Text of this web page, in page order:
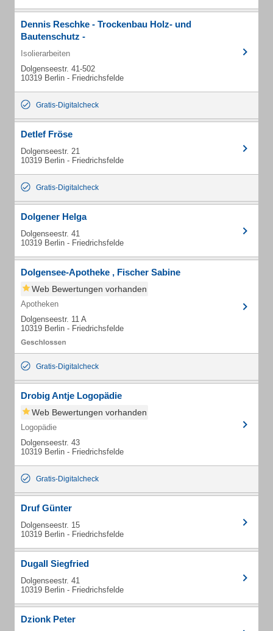
Dennis Reschke - Trockenbau Holz- und
Bautenschutz -
Isolierarbeiten
Dolgenseestr. 41-502
10319 Berlin - Friedrichsfelde
Gratis-Digitalcheck
Detlef Fröse
Dolgenseestr. 21
10319 Berlin - Friedrichsfelde
Gratis-Digitalcheck
Dolgener Helga
Dolgenseestr. 41
10319 Berlin - Friedrichsfelde
Dolgensee-Apotheke , Fischer Sabine
Web Bewertungen vorhanden
Apotheken
Dolgenseestr. 11 A
10319 Berlin - Friedrichsfelde
Gratis-Digitalcheck
Drobig Antje Logopädie
Web Bewertungen vorhanden
Logopädie
Dolgenseestr. 43
10319 Berlin - Friedrichsfelde
Gratis-Digitalcheck
Druf Günter
Dolgenseestr. 15
10319 Berlin - Friedrichsfelde
Dugall Siegfried
Dolgenseestr. 41
10319 Berlin - Friedrichsfelde
Dzionk Peter